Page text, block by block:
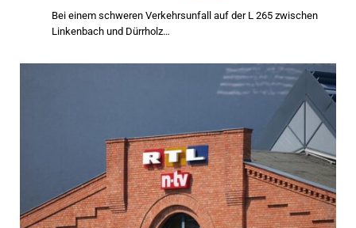
Bei einem schweren Verkehrsunfall auf der L 265 zwischen
Linkenbach und Dürrholz…